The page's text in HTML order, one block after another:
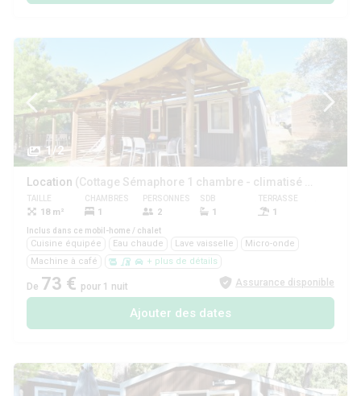
1/2
Location (Cottage Sémaphore 1 chambre - climatisé ****)
TAILLE
18 m²
CHAMBRES
1
PERSONNES
2
SDB
1
TERRASSE
1
Inclus dans ce mobil-home / chalet
Cuisine équipée Eau chaude Lave vaisselle
Micro-onde
Machine à café
+ plus de détails
De 73 € pour 1 nuit Assurance disponible
Ajouter des dates